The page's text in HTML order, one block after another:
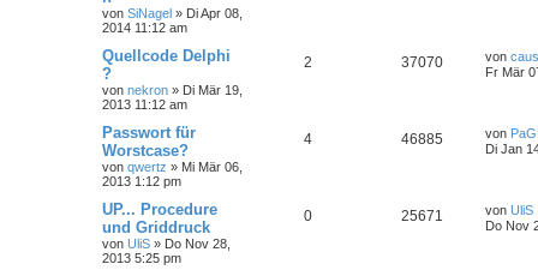
von SiNagel » Di Apr 08,
2014 11:12 am
Quellcode Delphi
?
von nekron » Di Mär 19,
2013 11:12 am
2 37070 von
Fr Mär
Passwort für
Worstcase?
von qwertz » Mi Mär 06,
2013 1:12 pm
4 46885 von
Di Jan
UP... Procedure
und Griddruck
von UliS » Do Nov 28,
2013 5:25 pm
0 25671 von UliS
Do Nov